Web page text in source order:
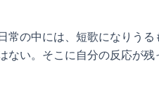
常の中には、短歌になりうる
ない。そこに自分の反応が残